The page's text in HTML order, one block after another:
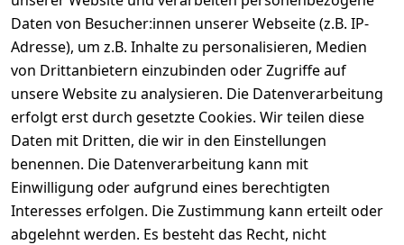
Daten von Besucher:innen unserer Webseite (z.B. IP-
Adresse), um z.B. Inhalte zu personalisieren, Medien
von Drittanbietern einzubinden oder Zugriffe auf
unsere Website zu analysieren. Die Datenverarbeitung
erfolgt erst durch gesetzte Cookies. Wir teilen diese
Daten mit Dritten, die wir in den Einstellungen
benennen. Die Datenverarbeitung kann mit
Einwilligung oder aufgrund eines berechtigten
Interesses erfolgen. Die Zustimmung kann erteilt oder
abgelehnt werden. Es besteht das Recht, nicht
Rechtliches
AGB
Impressum
Datenschutze
rklärung
Barrierefreihe
itserklärung
Über uns
Kontakt
Registrieren
Kataloge zum
Download
Pflege &
Kundendienst
Wir
versenden
mit
Zahle
bequem per